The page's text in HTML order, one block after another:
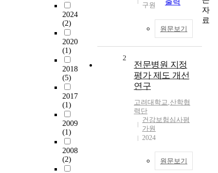
2024
(2)
2020
(1)
2018
(5)
2017
(1)
2009
(1)
2008
(2)
출력
구원
원문보기
2
전문병원 지정
평가 제도 개선
연구
고려대학교,산학협
력단
건강보험심사평
가원
2024
원문보기
자
료